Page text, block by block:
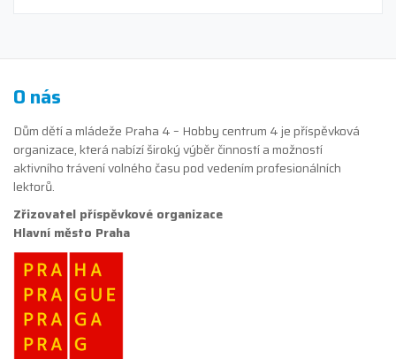
O nás
Dům dětí a mládeže Praha 4 – Hobby centrum 4 je příspěvková
organizace, která nabízí široký výběr činností a možností
aktivního trávení volného času pod vedením profesionálních
lektorů.
Zřizovatel příspěvkové organizace
Hlavní město Praha